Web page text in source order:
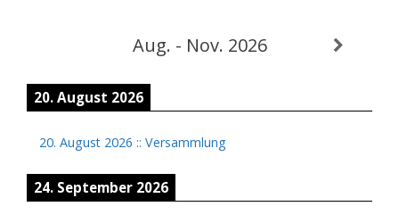
Aug. - Nov. 2026
20. August 2026
20. August 2026 :: Versammlung
24. September 2026